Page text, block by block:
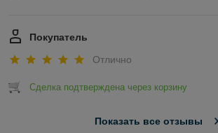
Покупатель
Отлично
Сделка подтверждена через корзину
Показать все отзывы